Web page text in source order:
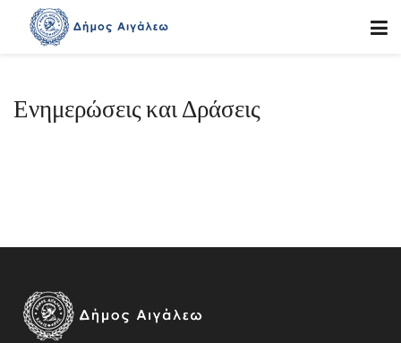
Ενημερώσεις και Δράσεις